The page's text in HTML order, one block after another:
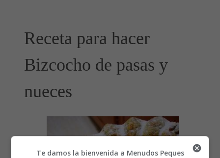
Receta para hacer
Bizcocho de pasas y
nueces
Te damos la bienvenida a Menudos Peques